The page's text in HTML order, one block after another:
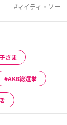
マイティ・ソー
さま
AKB総選挙